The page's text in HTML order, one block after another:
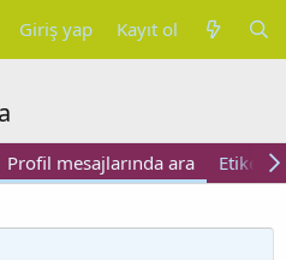
Giriş yap Kayıt ol
Profil mesajlarında ara